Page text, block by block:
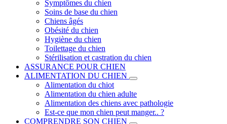
Symptômes du chien
Soins de base du chien
Chiens âgés
Obésité du chien
Hygiène du chien
Toilettage du chien
Stérilisation et castration du chien
ASSURANCE POUR CHIEN
ALIMENTATION DU CHIEN
Alimentation du chiot
Alimentation du chien adulte
Alimentation des chiens avec pathologie
Est-ce que mon chien peut manger.. ?
COMPRENDRE SON CHIEN